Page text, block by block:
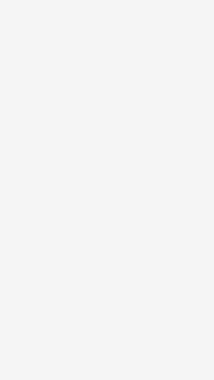
Ворог завдав
двоє поранених. Ще
після атаки БПЛА по ринку